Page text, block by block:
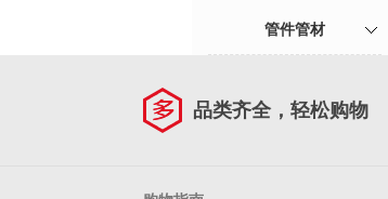
管件管材
品类齐全，轻松购物